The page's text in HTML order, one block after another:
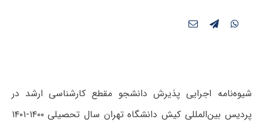
شیوه‌نامه اجرایی پذیرش دانشجو مقطع کارشناسی ارشد در
پردیس بین‌المللی کیش دانشگاه تهران سال تحصیلی ۱۴۰۰-۱۴۰۱